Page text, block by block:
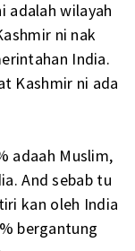
adalah wilayah
ni nak
India.
Kashmir ni ada
adaah Muslim,
And sebab tu
kan oleh India
bergantung